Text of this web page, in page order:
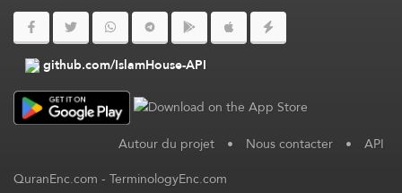
github.com/IslamHouse-API
Autour du projet • Nous contacter • API
QuranEnc.com-TerminologyEnc.com